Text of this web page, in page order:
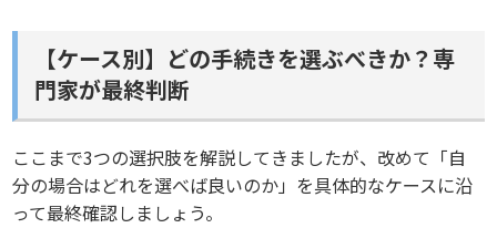
【ケース別】どの手続きを選ぶべきか？専
門家が最終判断
ここまで3つの選択肢を解説してきましたが、改めて「自
分の場合はどれを選べば良いのか」を具体的なケースに沿
って最終確認しましょう。